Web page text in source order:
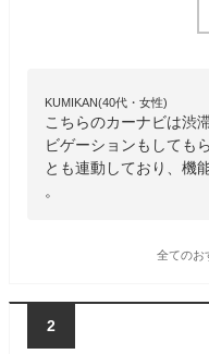
KUMIKAN(40代・女性)
こちらのカーナビは渋
ビゲーションもしても
とも連動しており、機
。
全てのお
2